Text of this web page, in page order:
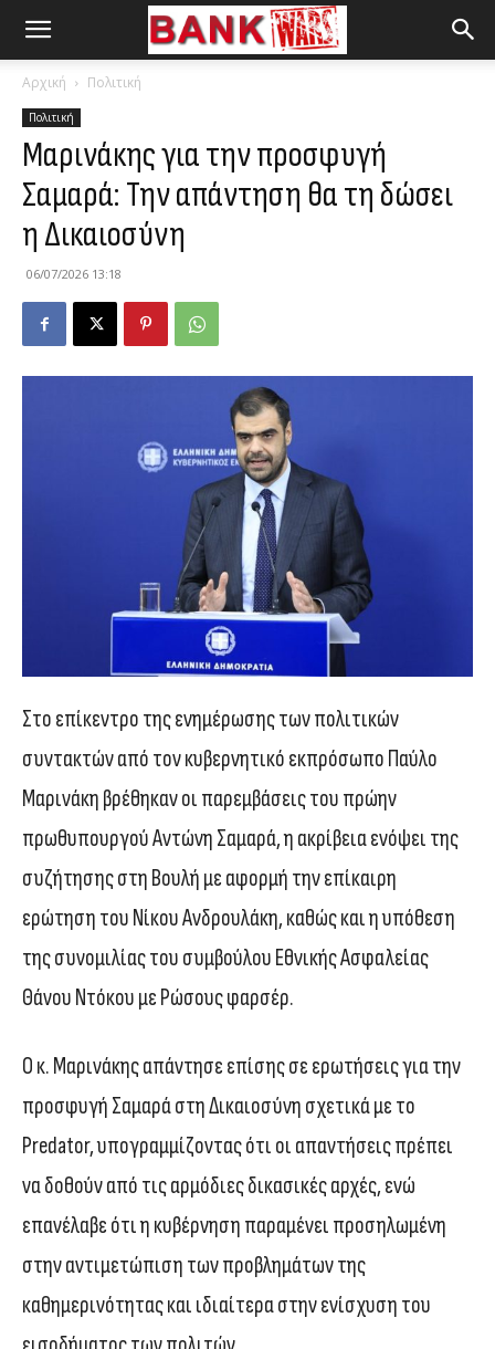
Αρχική Πολιτική
Πολιτική
Μαρινάκης για την προσφυγή
Σαμαρά: Την απάντηση θα τη δώσει
η Δικαιοσύνη
06/07/2026 13:18
Στο επίκεντρο της ενημέρωσης των πολιτικών
συντακτών από τον κυβερνητικό εκπρόσωπο Παύλο
Μαρινάκη βρέθηκαν οι παρεμβάσεις του πρώην
πρωθυπουργού Αντώνη Σαμαρά, η ακρίβεια ενόψει της
συζήτησης στη Βουλή με αφορμή την επίκαιρη
ερώτηση του Νίκου Ανδρουλάκη, καθώς και η υπόθεση
της συνομιλίας του συμβούλου Εθνικής Ασφαλείας
Θάνου Ντόκου με Ρώσους φαρσέρ.
Ο κ. Μαρινάκης απάντησε επίσης σε ερωτήσεις για την
προσφυγή Σαμαρά στη Δικαιοσύνη σχετικά με το
Predator, υπογραμμίζοντας ότι οι απαντήσεις πρέπει
να δοθούν από τις αρμόδιες δικασικές αρχές, ενώ
επανέλαβε ότι η κυβέρνηση παραμένει προσηλωμένη
στην αντιμετώπιση των προβλημάτων της
καθημερινότητας και ιδιαίτερα στην ενίσχυση του